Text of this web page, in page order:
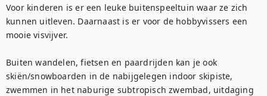
Voor kinderen is er een leuke buitenspeeltuin waar ze zich
kunnen uitleven. Daarnaast is er voor de hobbyvissers een
mooie visvijver.
Buiten wandelen, fietsen en paardrijden kan je ook
skiën/snowboarden in de nabijgelegen indoor skipiste,
zwemmen in het naburige subtropisch zwembad, uitdaging